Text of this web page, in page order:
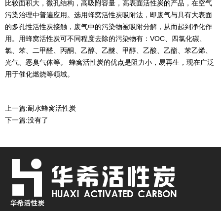
比较面积大，微孔结构，高吸附容量，高表面活性炭的产品，在空气
污染治理中普遍应用。选用蜂窝活性炭吸附法，即废气与具有大表面
的多孔性活性炭接触，废气中的污染物被吸附分解，从而起到净化作
用。用蜂窝活性炭可不同程度去除的污染物有：VOC、四氯化碳、
氯、苯、二甲醛、丙酮、乙醇、乙醚、甲醇、乙酸、乙酯、苯乙烯、
光气、恶臭气体等。 蜂窝活性炭的优点是阻力小，易再生，现在广泛
用于催化燃烧等领域。
上一篇:耐水蜂窝活性炭
下一篇:没有了